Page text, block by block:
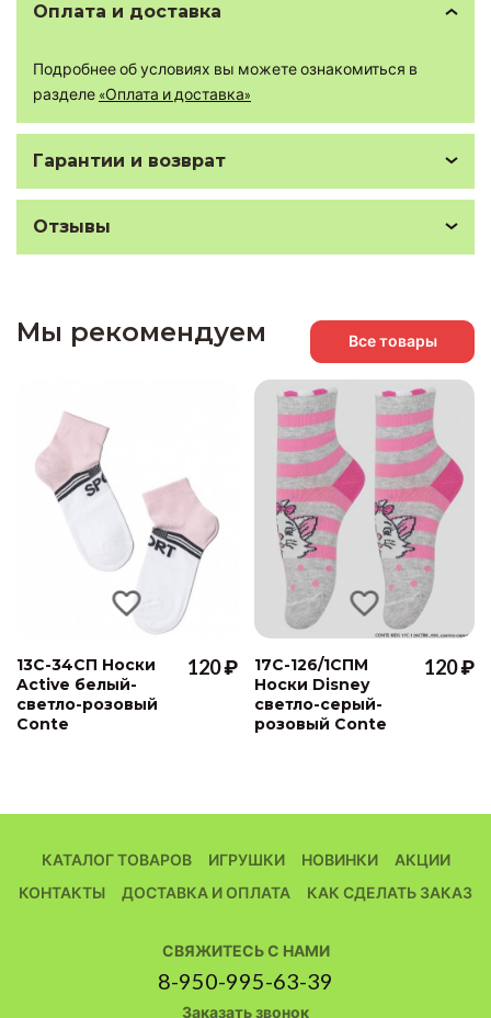
Оплата и доставка
Подробнее об условиях вы можете ознакомиться в
разделе «Оплата и доставка»
Гарантии и возврат
Отзывы
Мы рекомендуем Все товары
13С-34СП Носки
Active белый-
светло-розовый
Conte
120 ₽
17С-126/1СПМ
Носки Disney
светло-серый-
розовый Conte
120 ₽
КАТАЛОГ ТОВАРОВ ИГРУШКИ НОВИНКИ
АКЦИИ
КОНТАКТЫ
ДОСТАВКА И ОПЛАТА КАК СДЕЛАТЬ ЗАКАЗ
СВЯЖИТЕСЬ С НАМИ
8-950-995-63-39
Заказать звонок